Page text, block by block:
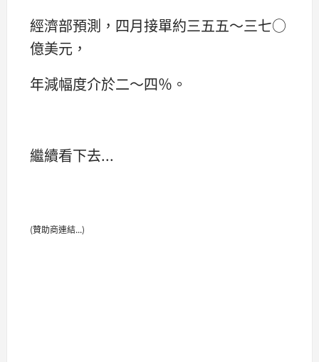
經濟部預測，四月接單約三五五～三七○
億美元，
年減幅度介於二～四％。
繼續看下去...
(贊助商連結...)